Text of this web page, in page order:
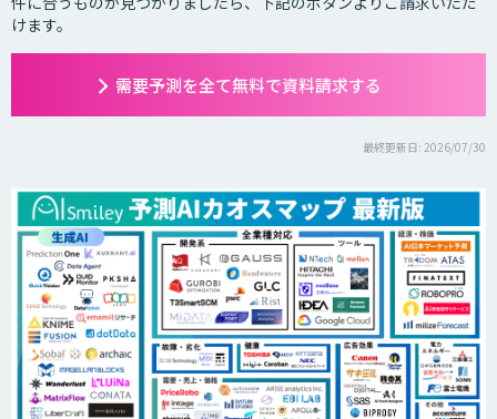
けます。
需要予測を全て無料で資料請求する
最終更新日: 2026/07/30